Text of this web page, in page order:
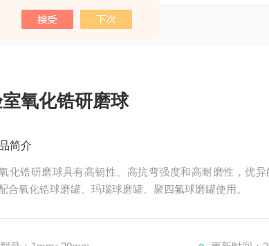
氧化锆研磨球
简介
化锆研磨球具有高韧性、高抗弯强度和高耐磨性，优
合氧化锆球磨罐、玛瑙球磨罐、聚四氟球磨罐使用。